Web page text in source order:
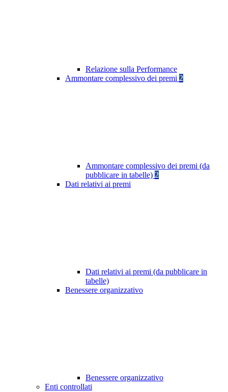
Relazione sulla Performance
Ammontare complessivo dei premi 2
Ammontare complessivo dei premi (da
pubblicare in tabelle) 2
Dati relativi ai premi
Dati relativi ai premi (da pubblicare in
tabelle)
Benessere organizzativo
Benessere organizzativo
Enti controllati